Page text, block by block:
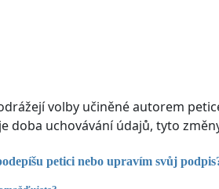
volby učiněné autorem
doba uchovávání údajů, tyto
petici nebo upravím svůj